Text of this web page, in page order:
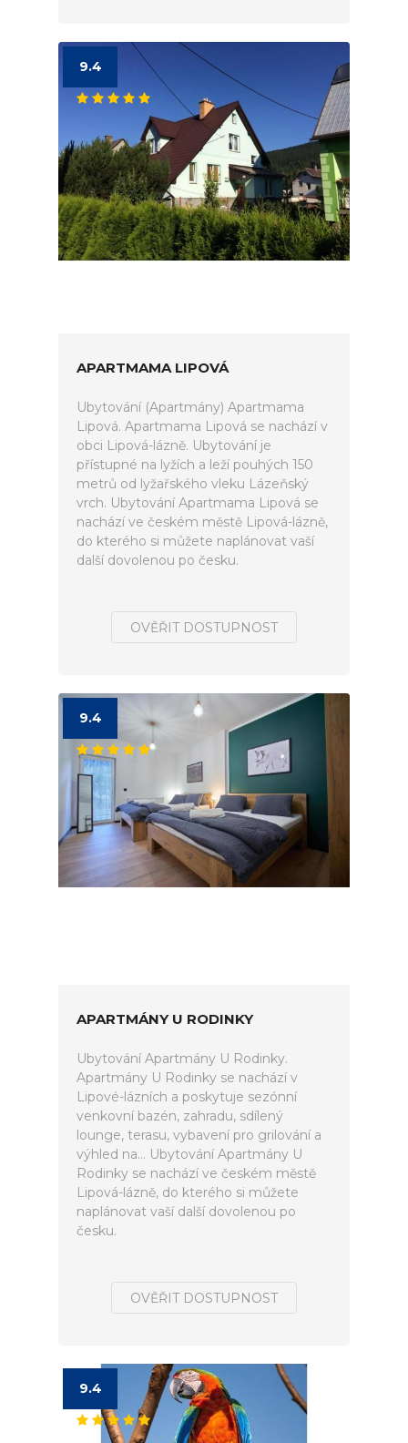
9.4
APARTMAMA LIPOVÁ
Ubytování (Apartmány) Apartmama
Lipová. Apartmama Lipová se nachází v
obci Lipová-lázně. Ubytování je
přístupné na lyžích a leží pouhých 150
metrů od lyžařského vleku Lázeňský
vrch. Ubytování Apartmama Lipová se
nachází ve českém městě Lipová-lázně,
do kterého si můžete naplánovat vaší
další dovolenou po česku.
OVĚŘIT DOSTUPNOST
9.4
APARTMÁNY U RODINKY
Ubytování Apartmány U Rodinky.
Apartmány U Rodinky se nachází v
Lipové-lázních a poskytuje sezónní
venkovní bazén, zahradu, sdílený
lounge, terasu, vybavení pro grilování a
výhled na... Ubytování Apartmány U
Rodinky se nachází ve českém městě
Lipová-lázně, do kterého si můžete
naplánovat vaší další dovolenou po
česku.
OVĚŘIT DOSTUPNOST
9.4